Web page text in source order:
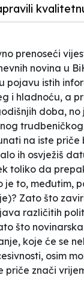
prenoseći
novina u
pojavu istih
i hladnoću, a
doba,
na iste
ih osvježiš
toliko da
je to, međutim,
Zato što
različitih
što
koje će se
osim
priče znači